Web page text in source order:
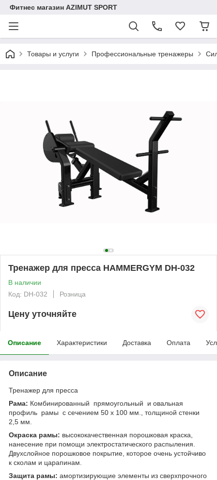
Фитнес магазин AZIMUT SPORT
Товары и услуги Профессиональные тренажеры
Тренажер для пресса HAMMERGYM DH-032
В наличии
Код: DH-032
Розница
Цену уточняйте
Описание Характеристики Доставка Оплата
Описание
Тренажер для пресса
Рама: Комбинированный прямоугольный и овальная
профиль рамы с сечением 50 х 100 мм., толщиной стенки
2,5 мм.
Окраска рамы: высококачественная порошковая краска,
нанесение при помощи электростатического распыления.
Двухслойное порошковое покрытие, которое очень устойчиво
к сколам и царапинам.
Защита рамы: амортизирующие элементы из сверхпрочного